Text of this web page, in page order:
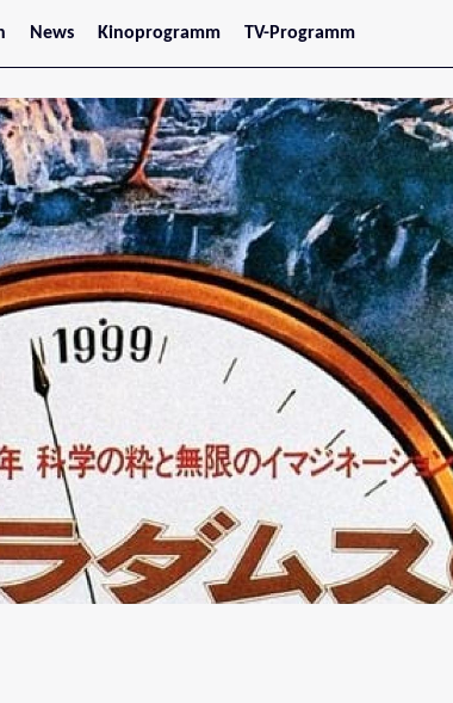
News
Stars
Kinoprogramm
Jetzt im Kino
Wien
Niederösterreich
Oberösterreich
Steiermark
Burgenland
Kärnten
Salzburg
Tirol
Vorarlberg
TV-Programm